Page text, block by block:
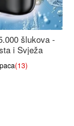
šlukova -
i Svježa
(13)